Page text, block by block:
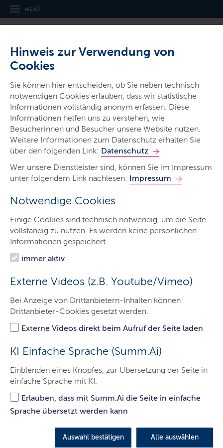
Hinweis zur Verwendung von
Cookies
Sie können hier entscheiden, ob Sie neben technisch
notwendigen Cookies erlauben, dass wir statistische
Informationen vollständig anonym erfassen. Diese
Informationen helfen uns zu verstehen, wie
Besucherinnen und Besucher unsere Website nutzen.
Weitere Informationen zum Datenschutz erhalten Sie
über den folgenden Link: Datenschutz
Wer unsere Dienstleister sind, können Sie im Impressum
unter folgendem Link nachlesen: Impressum
Notwendige Cookies
Einige Cookies sind technisch notwendig, um die Seite
vollständig zu nutzen. Es werden keine persönlichen
Informationen gespeichert.
immer aktiv
Externe Videos (z.B. Youtube/Vimeo)
Bei Anzeige von Drittanbietern-Inhalten können
Drittanbieter-Cookies gesetzt werden.
Externe Videos direkt beim Aufruf der Seite laden
KI Einfache Sprache (Summ.Ai)
Einblenden eines Knopfes, zur Übersetzung der Seite in
einfache Sprache mit KI.
Erlauben, dass mit Summ.Ai die Seite in einfache
Sprache übersetzt werden kann
Auswahl bestätigen Alle auswählen
MENÜ
Thema
Wahlen
Start
Wahlen in SH
Wahlergebnisse
Sprachen
Barrierefreiheit
Kontakt
Wahltermine/ Bürgerentscheide
Hier finden Sie eine Übersicht über die anstehenden
Termine für Direktwahlen und Bürgerentscheide in
Schleswig-Holstein.
LETZTE AKTUALISIERUNG: 18.06.2026